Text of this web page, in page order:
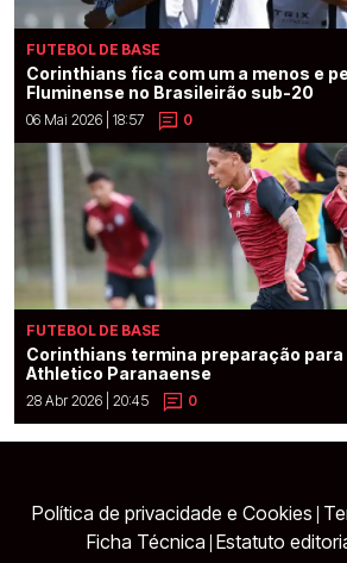
FUTEBOL DE BASE
Corinthians fica com um a menos e
Fluminense no Brasileirão sub-20
06 Mai 2026 | 18:57 0
FUTEBOL DE BASE
Corinthians termina preparação
Athletico Paranaense
28 Abr 2026 | 20:45 0
Política de privacidade e Cookies
Ficha Técnica Estatuto